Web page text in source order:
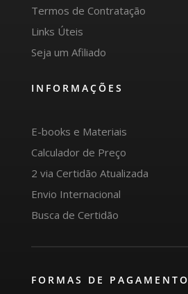
Termos de Contratação
Links Úteis
Seja um Afiliado
INFORMAÇÕES
E-books e Materiais
Calculador de Preço
2 via Certidão Atualizada
Envio Internacional
Busca de Certidão
FORMAS DE PAGAMENTO